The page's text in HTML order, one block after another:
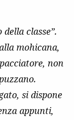
classe”.
mohicana,
non
si dispone
appunti,